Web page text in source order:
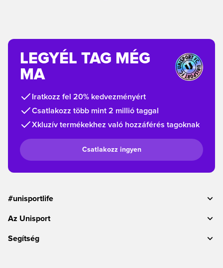
LEGYÉL TAG MÉG
MA
Iratkozz fel 20% kedvezményért
Csatlakozz több mint 2 millió taggal
Xkluzív termékekhez való hozzáférés tagoknak
Csatlakozz ingyen
#unisportlife
Az Unisport
Segítség